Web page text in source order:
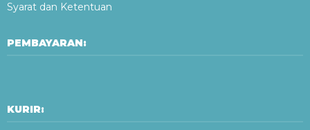
Syarat dan Ketentuan
PEMBAYARAN:
KURIR: